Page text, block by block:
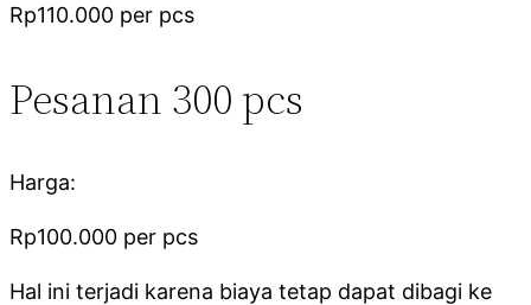
Rp110.000 per pcs
Pesanan 300 pcs
Harga:
Rp100.000 per pcs
Hal ini terjadi karena biaya tetap dapat dibagi ke